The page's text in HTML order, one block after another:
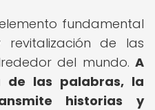
fundamental
de las
del mundo. A
de las palabras, la
historias y